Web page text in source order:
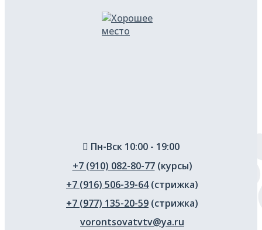
Пн-Вск 10:00 - 19:00
+7 (910) 082-80-77(курсы)
+7 (916) 506-39-64(стрижка)
+7 (977) 135-20-59 (стрижка)
vorontsovatvtv@ya.ru